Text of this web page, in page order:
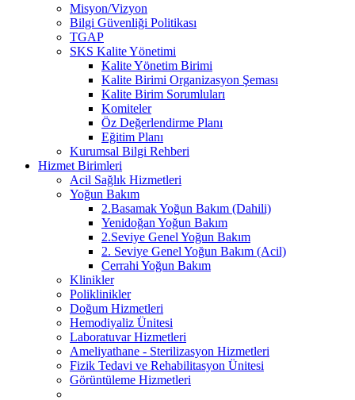
Misyon/Vizyon
Bilgi Güvenliği Politikası
TGAP
SKS Kalite Yönetimi
Kalite Yönetim Birimi
Kalite Birimi Organizasyon Şeması
Kalite Birim Sorumluları
Komiteler
Öz Değerlendirme Planı
Eğitim Planı
Kurumsal Bilgi Rehberi
Hizmet Birimleri
Acil Sağlık Hizmetleri
Yoğun Bakım
2.Basamak Yoğun Bakım (Dahili)
Yenidoğan Yoğun Bakım
2.Seviye Genel Yoğun Bakım
2. Seviye Genel Yoğun Bakım (Acil)
Cerrahi Yoğun Bakım
Klinikler
Poliklinikler
Doğum Hizmetleri
Hemodiyaliz Ünitesi
Laboratuvar Hizmetleri
Ameliyathane - Sterilizasyon Hizmetleri
Fizik Tedavi ve Rehabilitasyon Ünitesi
Görüntüleme Hizmetleri